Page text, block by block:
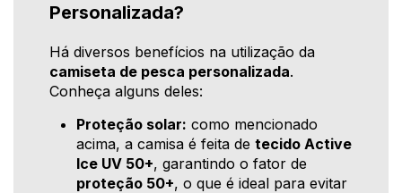
Personalizada?
Há diversos benefícios na utilização da
camiseta de pesca personalizada.
Conheça alguns deles:
Proteção solar: como mencionado
acima, a camisa é feita de tecido Active
Ice UV 50+, garantindo o fator de
proteção 50+, o que é ideal para evitar